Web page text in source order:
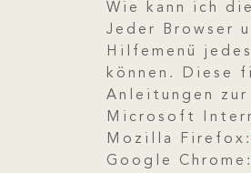
Wie kann ich
Jeder Browser
Hilfemenü
können. Diese
Anleitungen
Microsoft
Mozilla Firefox:
Google Chrome: